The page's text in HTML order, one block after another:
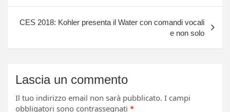
CES 2018: Kohler presenta il Water con comandi vocali
e non solo
Lascia un commento
Il tuo indirizzo email non sarà pubblicato. I campi
obbligatori sono contrassegnati *